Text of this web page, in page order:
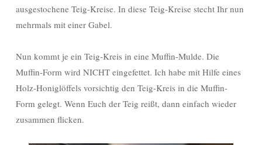
ausgestochene Teig-Kreise. In diese Teig-Kreise stecht Ihr nun
mehrmals mit einer Gabel.
Nun kommt je ein Teig-Kreis in eine Muffin-Mulde. Die
Muffin-Form wird NICHT eingefettet. Ich habe mit Hilfe eines
Holz-Honiglöffels vorsichtig den Teig-Kreis in die Muffin-
Form gelegt. Wenn Euch der Teig reißt, dann einfach wieder
zusammen flicken.